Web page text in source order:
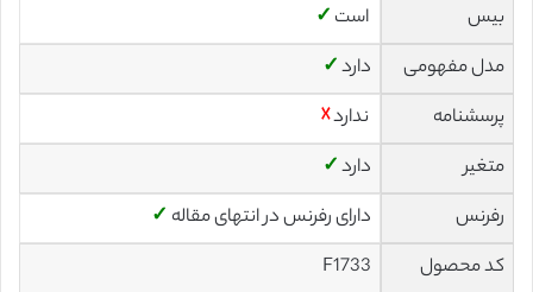
بیس است ✓
مدل مفهومی
دارد✓
پرسشنامه
ندارد☓
متغیر
دارد✓
رفرنس
دارای رفرنس در انتهای مقاله ✓
کد محصول
F1733